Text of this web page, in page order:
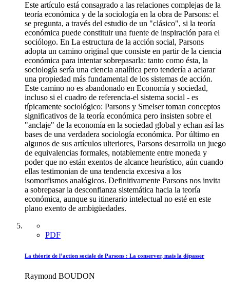
Este artículo está consagrado a las relaciones complejas de la
teoría económica y de la sociología en la obra de Parsons: el
se pregunta, a través del estudio de un "clásico", si la teoría
económica puede constituir una fuente de inspiración para el
sociólogo. En La estructura de la acción social, Parsons
adopta un camino original que consiste en partir de la ciencia
económica para intentar sobrepasarla: tanto como ésta, la
sociología sería una ciencia analítica pero tendería a aclarar
una propiedad más fundamental de los sistemas de acción.
Este camino no es abandonado en Economía y sociedad,
incluso si el cuadro de referencia-el sistema social - es
típicamente sociológico: Parsons y Smelser toman conceptos
significativos de la teoría económica pero insisten sobre el
"anclaje" de la economía en la sociedad global y echan así las
bases de una verdadera sociología económica. Por último en
algunos de sus artículos ulteriores, Parsons desarrolla un juego
de equivalencias formales, notablemente entre moneda y
poder que no están exentos de alcance heurístico, aún cuando
ellas testimonian de una tendencia excesiva a los
isomorfismos analógicos. Definitivamente Parsons nos invita
a sobrepasar la desconfianza sistemática hacia la teoría
económica, aunque su itinerario intelectual no esté en este
plano exento de ambigüedades.
PDF
La théorie de l’action sociale de Parsons : La conserver, mais la dépasser
Raymond BOUDON